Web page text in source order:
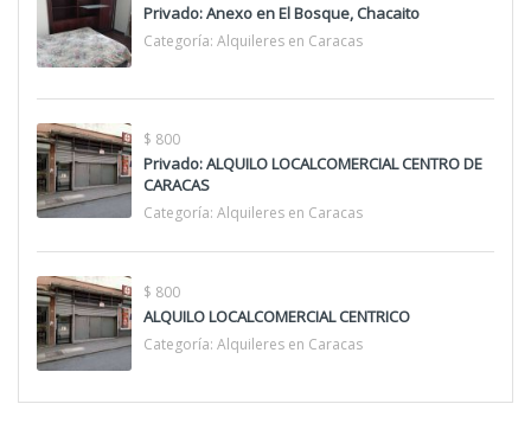
Privado: Anexo en El Bosque, Chacaito
Categoría: Alquileres en Caracas
$ 800
Privado: ALQUILO LOCALCOMERCIAL CENTRO DE
CARACAS
Categoría: Alquileres en Caracas
$ 800
ALQUILO LOCALCOMERCIAL CENTRICO
Categoría: Alquileres en Caracas